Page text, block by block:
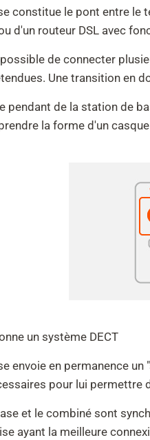
constitue le pont entre le
d'un routeur DSL avec
de connecter
Une transition en
pendant de la station de
la forme d'un
un système DECT
envoie en permanence
pour lui permettre
et le combiné sont
ayant la meilleure